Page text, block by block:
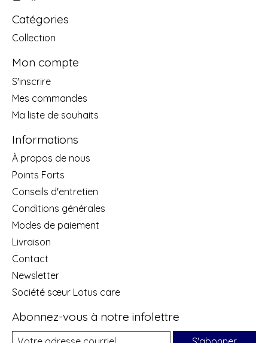
Catégories
Collection
Mon compte
S'inscrire
Mes commandes
Ma liste de souhaits
Informations
À propos de nous
Points Forts
Conseils d'entretien
Conditions générales
Modes de paiement
Livraison
Contact
Newsletter
Société sœur Lotus care
Abonnez-vous à notre infolettre